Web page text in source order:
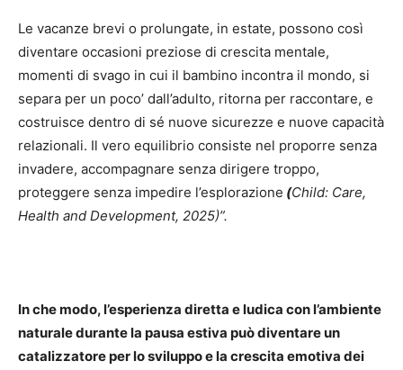
Le vacanze brevi o prolungate, in estate, possono così
diventare occasioni preziose di crescita mentale,
momenti di svago in cui il bambino incontra il mondo, si
separa per un poco’ dall’adulto, ritorna per raccontare, e
costruisce dentro di sé nuove sicurezze e nuove capacità
relazionali. Il vero equilibrio consiste nel proporre senza
invadere, accompagnare senza dirigere troppo,
proteggere senza impedire l’esplorazione (Child: Care,
Health and Development, 2025)”.
In che modo, l’esperienza diretta e ludica con l’ambiente
naturale durante la pausa estiva può diventare un
catalizzatore per lo sviluppo e la crescita emotiva dei